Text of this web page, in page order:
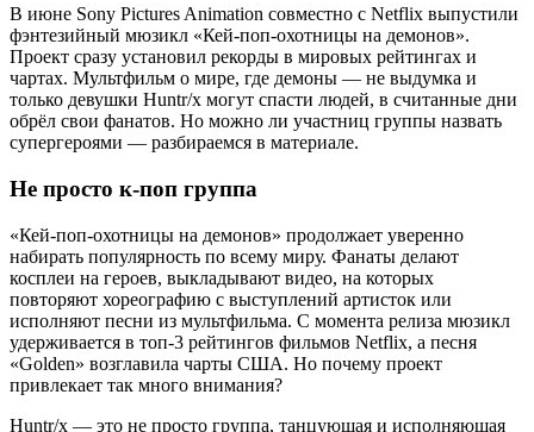
В июне Sony Pictures Animation совместно с Netflix выпустили
фэнтезийный мюзикл «Кей-поп-охотницы на демонов».
Проект сразу установил рекорды в мировых рейтингах и
чартах. Мультфильм о мире, где демоны — не выдумка и
только девушки Huntr/x могут спасти людей, в считанные дни
обрёл свои фанатов. Но можно ли участниц группы назвать
супергероями — разбираемся в материале.
Не просто к-поп группа
«Кей-поп-охотницы на демонов» продолжает уверенно
набирать популярность по всему миру. Фанаты делают
косплеи на героев, выкладывают видео, на которых
повторяют хореографию с выступлений артисток или
исполняют песни из мультфильма. С момента релиза мюзикл
удерживается в топ-3 рейтингов фильмов Netflix, а песня
«Golden» возглавила чарты США. Но почему проект
привлекает так много внимания?
Huntr/x — это не просто группа, танцующая и исполняющая